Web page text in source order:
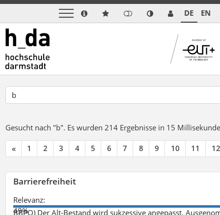
DE EN
Gesucht nach "b". Es wurden 214 Ergebnisse in 15
« 1 2 3 4 5 6 7 8 9 10 11 12
Barrierefreiheit
Relevanz:
49%
BBPO) Der Alt-Bestand wird sukzessive angepasst.